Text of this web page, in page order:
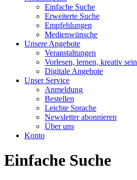
Einfache Suche
Erweiterte Suche
Empfehlungen
Medienwünsche
Unsere Angebote
Veranstaltungen
Vorlesen, lernen, kreativ sein
Digitale Angebote
Unser Service
Anmeldung
Bestellen
Leichte Sprache
Newsletter abonnieren
Über uns
Konto
Einfache Suche